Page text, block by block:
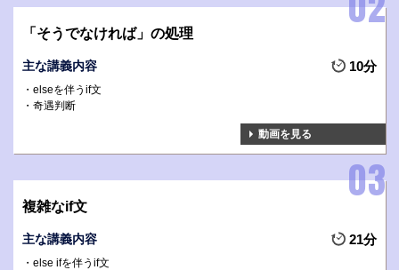
「そうでなければ」の処理
主な講義内容 10分
elseを伴うif文
奇遇判断
動画を見る
複雑なif文
主な講義内容 21分
else ifを伴うif文